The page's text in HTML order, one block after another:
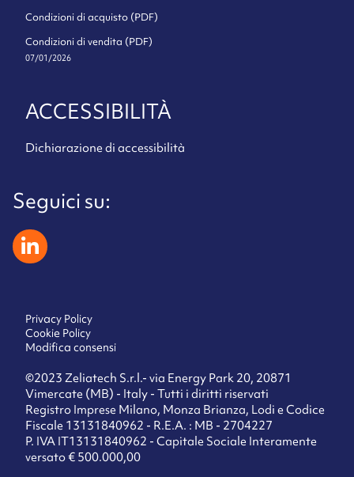
Condizioni di acquisto (PDF)
Condizioni di vendita (PDF)
07/01/2026
ACCESSIBILITÀ
Dichiarazione di accessibilità
Seguici su:
zeliatech linkedin
©2023 Zeliatech S.r.l.- via Energy Park 20, 20871
Vimercate (MB) - Italy - Tutti i diritti riservati
Registro Imprese Milano, Monza Brianza, Lodi e Codice
Fiscale 13131840962 - R.E.A. : MB - 2704227
P. IVA IT13131840962 - Capitale Sociale Interamente
versato € 500.000,00
Privacy Policy
Cookie Policy
Modifica consensi